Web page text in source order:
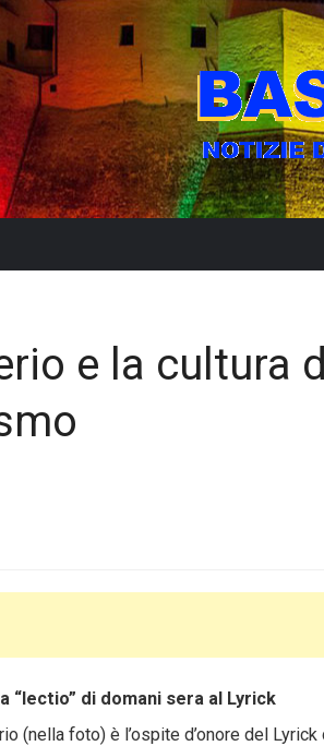
e la cultura
di domani sera al Lyrick
(nella foto) è l’ospite d’onore del